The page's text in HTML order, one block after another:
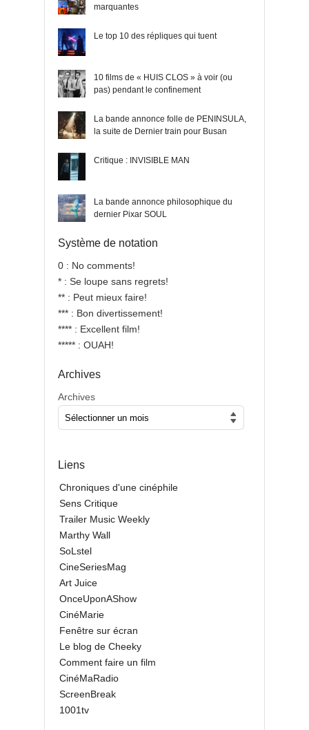
marquantes
Le top 10 des répliques qui tuent
10 films de « HUIS CLOS » à voir (ou
pas) pendant le confinement
La bande annonce folle de PENINSULA,
la suite de Dernier train pour Busan
Critique : INVISIBLE MAN
La bande annonce philosophique du
dernier Pixar SOUL
Système de notation
0 : No comments!
* : Se loupe sans regrets!
** : Peut mieux faire!
*** : Bon divertissement!
**** : Excellent film!
***** : OUAH!
Archives
Archives
Liens
Chroniques d'une cinéphile
Sens Critique
Trailer Music Weekly
Marthy Wall
SoLstel
CineSeriesMag
Art Juice
OnceUponAShow
CinéMarie
Fenêtre sur écran
Le blog de Cheeky
Comment faire un film
CinéMaRadio
ScreenBreak
1001tv